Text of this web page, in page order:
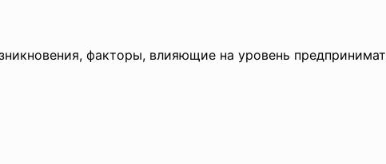
факторы, влияющие на уровень